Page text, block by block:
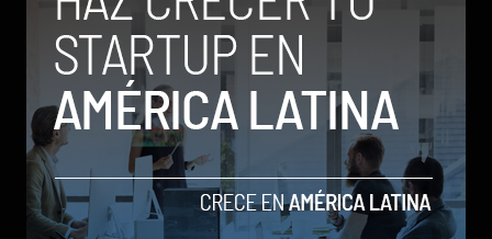
Qwen 3.8-Max, la nueva IA de Alibaba que desafía a
los modelos más poderosos
by Sergio Ramos
Actualidad